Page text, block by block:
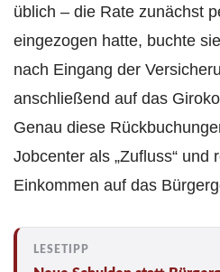
üblich – die Rate zunächst
eingezogen hatte, buchte
nach Eingang der
anschließend auf das
Genau diese
Jobcenter als „Zufluss“ und
Einkommen auf das